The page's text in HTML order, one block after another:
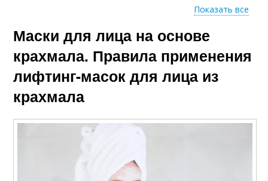
картофельного
Крахмал с
добавлением
Маска с крахмалом
Ботокс из крахмала
Показать все
Маски для лица на основе
крахмала. Правила применения
лифтинг-масок для лица из
крахмала